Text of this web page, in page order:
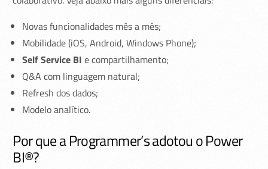
Novas funcionalidades mês a mês;
Mobilidade (iOS, Android, Windows Phone);
Self Service BI e compartilhamento;
Q&A com linguagem natural;
Refresh dos dados;
Modelo analítico.
Por que a Programmer’s adotou o Power
BI®?